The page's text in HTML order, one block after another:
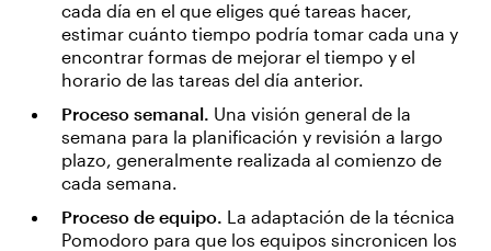
cada día en el que eliges qué tareas hacer,
estimar cuánto tiempo podría tomar cada una y
encontrar formas de mejorar el tiempo y el
horario de las tareas del día anterior.
Proceso semanal. Una visión general de la
semana para la planificación y revisión a largo
plazo, generalmente realizada al comienzo de
cada semana.
Proceso de equipo. La adaptación de la técnica
Pomodoro para que los equipos sincronicen los